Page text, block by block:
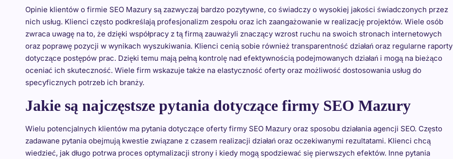
Opinie klientów o firmie SEO Mazury są zazwyczaj bardzo pozytywne, co świadczy o wysokiej jakości świadczonych przez
nich usług. Klienci często podkreślają profesjonalizm zespołu oraz ich zaangażowanie w realizację projektów. Wiele osób
zwraca uwagę na to, że dzięki współpracy z tą firmą zauważyli znaczący wzrost ruchu na swoich stronach internetowych
oraz poprawę pozycji w wynikach wyszukiwania. Klienci cenią sobie również transparentność działań oraz regularne raporty
dotyczące postępów prac. Dzięki temu mają pełną kontrolę nad efektywnością podejmowanych działań i mogą na bieżąco
oceniać ich skuteczność. Wiele firm wskazuje także na elastyczność oferty oraz możliwość dostosowania usług do
specyficznych potrzeb ich branży.
Jakie są najczęstsze pytania dotyczące firmy SEO Mazury
Wielu potencjalnych klientów ma pytania dotyczące oferty firmy SEO Mazury oraz sposobu działania agencji SEO. Często
zadawane pytania obejmują kwestie związane z czasem realizacji działań oraz oczekiwanymi rezultatami. Klienci chcą
wiedzieć, jak długo potrwa proces optymalizacji strony i kiedy mogą spodziewać się pierwszych efektów. Inne pytania